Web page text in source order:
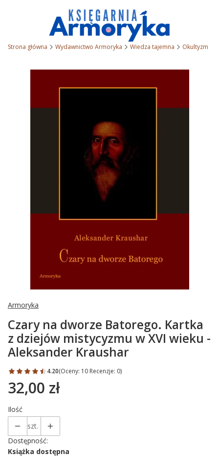
Strona główna Wydawnictwo Armoryka Wiedza tajemna Okultyzm
Armoryka
Czary na dworze Batorego. Kartka
z dziejów mistycyzmu w XVI wieku -
Aleksander Kraushar
4.20(Oceny: 10 Recenzje: 0)
Cena
32,00 zł
Ilość
szt.
Dostępność:
Książka dostępna